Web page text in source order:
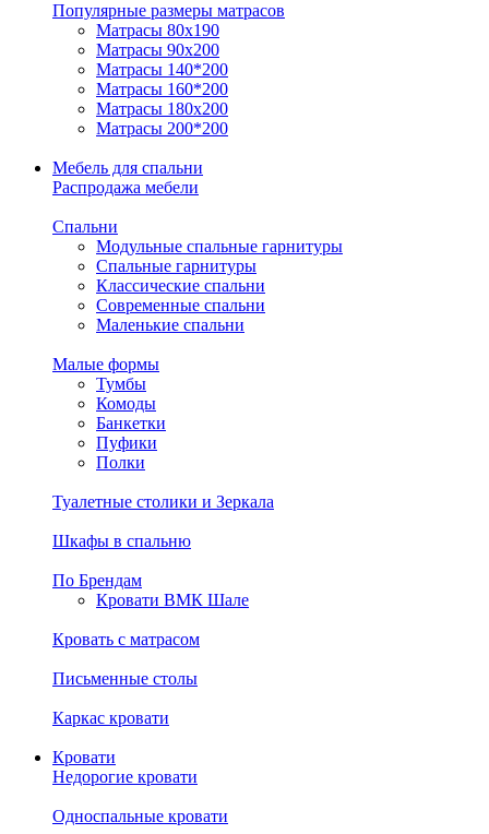
Популярные размеры матрасов
Матрасы 80x190
Матрасы 90x200
Матрасы 140*200
Матрасы 160*200
Матрасы 180x200
Матрасы 200*200
Мебель для спальни
Распродажа мебели
Спальни
Модульные спальные гарнитуры
Спальные гарнитуры
Классические спальни
Современные спальни
Маленькие спальни
Малые формы
Тумбы
Комоды
Банкетки
Пуфики
Полки
Туалетные столики и Зеркала
Шкафы в спальню
По Брендам
Кровати ВМК Шале
Кровать с матрасом
Письменные столы
Каркас кровати
Кровати
Недорогие кровати
Односпальные кровати